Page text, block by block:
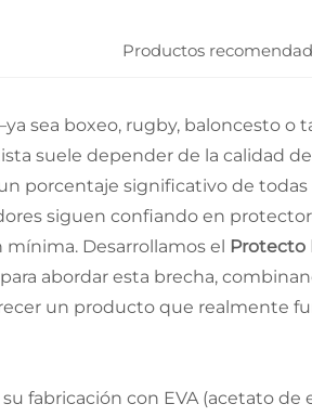
Productos
sea boxeo, rugby, baloncesto o
suele depender de la calidad
porcentaje significativo de todas
siguen confiando en
Desarrollamos el Protecto
abordar esta brecha,
un producto que realmente
fabricación con EVA (acetato de